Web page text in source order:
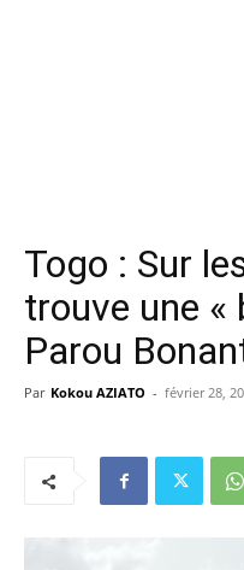
Togo : Sur
trouve une «
Parou
Par Kokou AZIATO - février 28,